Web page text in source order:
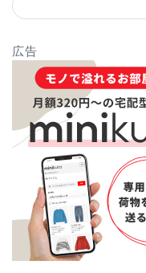
広告